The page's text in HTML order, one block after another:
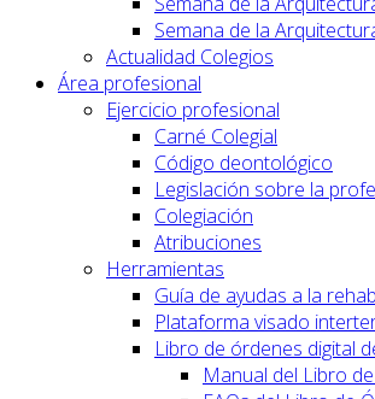
Semana de la
Actualidad Colegios
Área profesional
Ejercicio profesional
Carné Colegial
Código deontológico
Legislación sobre la
Colegiación
Atribuciones
Herramientas
Guía de ayudas a la
Plataforma visado
Libro de órdenes digital
Manual del Libro